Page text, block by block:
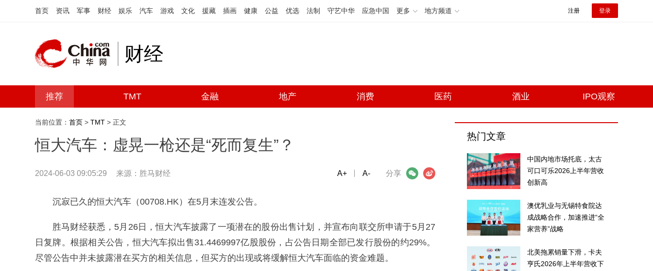
首页 资讯 军事 财经 娱乐 汽车 游戏 文化 援藏 插画 健康 公益 优选 法制 守艺中华 应急中国 更多 地方频道 注册 登录
财经
推荐 TMT 金融 地产 消费 医药 酒业 IPO观察
当前位置： 首页 > TMT > 正文
恒大汽车：虚晃一枪还是“死而复生”？
2024-06-03 09:05:29 来源：胜马财经 分享
微信 微博
A+ A-
沉寂已久的恒大汽车（00708.HK）在5月末连发公告。
胜马财经获悉，5月26日，恒大汽车披露了一项潜在的股份出售计划，并宣布向联交所申请于5月27
日复牌。根据相关公告，恒大汽车拟出售31.4469997亿股股份，占公告日期全部已发行股份的约29%。
尽管公告中并未披露潜在买方的相关信息，但买方的出现或将缓解恒大汽车面临的资金难题。
热门文章
中国内地市场托底，太古
可口可乐2026上半年营收
创新高
澳优乳业与无锡特食院达
成战略合作，加速推进“全
家营养”战略
北美拖累销量下滑，卡夫
亨氏2026年上半年营收下